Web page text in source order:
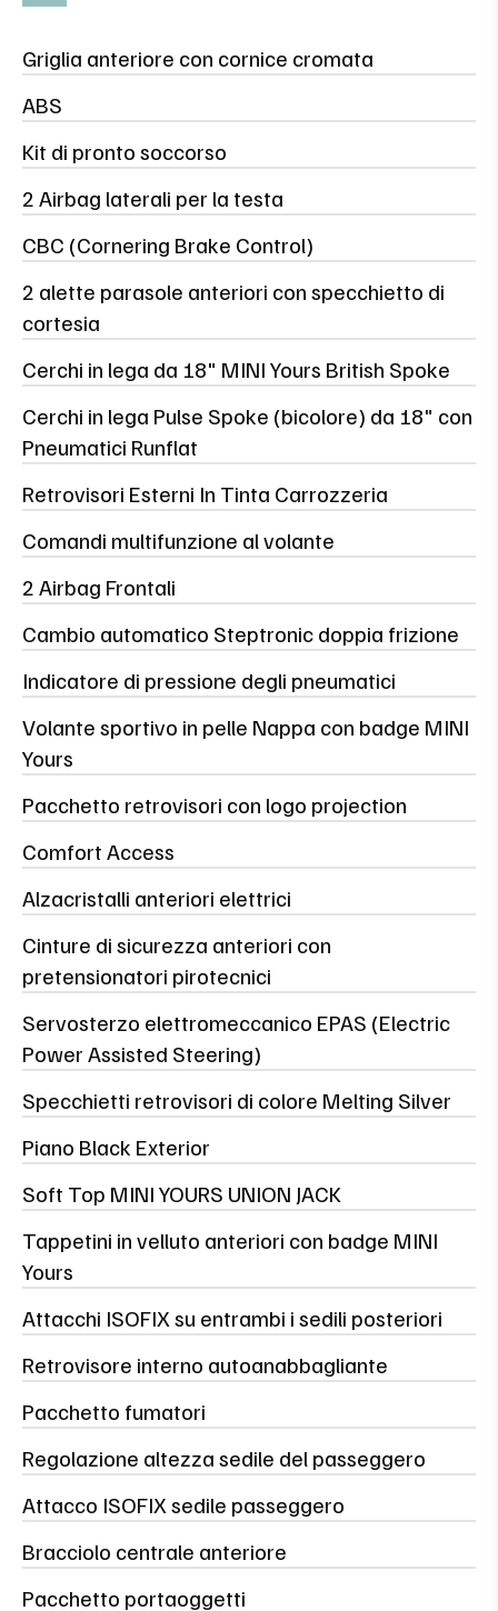
Griglia anteriore con cornice cromata
ABS
Kit di pronto soccorso
2 Airbag laterali per la testa
CBC (Cornering Brake Control)
2 alette parasole anteriori con specchietto di
cortesia
Cerchi in lega da 18" MINI Yours British Spoke
Cerchi in lega Pulse Spoke (bicolore) da 18" con
Pneumatici Runflat
Retrovisori Esterni In Tinta Carrozzeria
Comandi multifunzione al volante
2 Airbag Frontali
Cambio automatico Steptronic doppia frizione
Indicatore di pressione degli pneumatici
Volante sportivo in pelle Nappa con badge MINI
Yours
Pacchetto retrovisori con logo projection
Comfort Access
Alzacristalli anteriori elettrici
Cinture di sicurezza anteriori con
pretensionatori pirotecnici
Servosterzo elettromeccanico EPAS (Electric
Power Assisted Steering)
Specchietti retrovisori di colore Melting Silver
Piano Black Exterior
Soft Top MINI YOURS UNION JACK
Tappetini in velluto anteriori con badge MINI
Yours
Attacchi ISOFIX su entrambi i sedili posteriori
Retrovisore interno autoanabbagliante
Pacchetto fumatori
Regolazione altezza sedile del passeggero
Attacco ISOFIX sedile passeggero
Bracciolo centrale anteriore
Pacchetto portaoggetti